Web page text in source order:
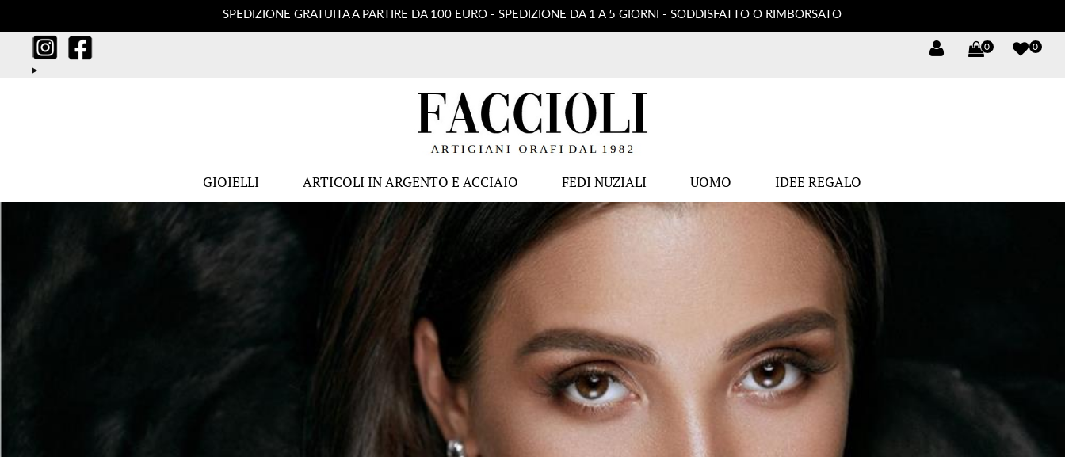
SPEDIZIONE GRATUITA A PARTIRE DA 100 EURO - SPEDIZIONE DA 1 A 5 GIORNI - SODDISFATTO O RIMBORSATO
0 0
GIOIELLI ARTICOLI IN ARGENTO E ACCIAIO FEDI NUZIALI UOMO IDEE REGALO